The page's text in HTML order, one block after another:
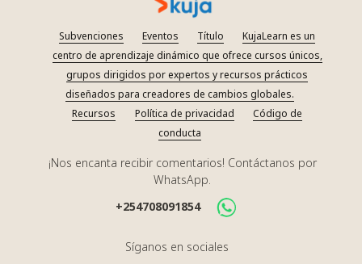
Subvenciones Eventos Título
KujaLearn es un
centro de aprendizaje dinámico que ofrece cursos únicos,
grupos dirigidos por expertos y recursos prácticos
diseñados para creadores de cambios globales.
Recursos
Política de privacidad
Código de
conducta
¡Nos encanta recibir comentarios! Contáctanos por
WhatsApp.
+254708091854
Síganos en sociales